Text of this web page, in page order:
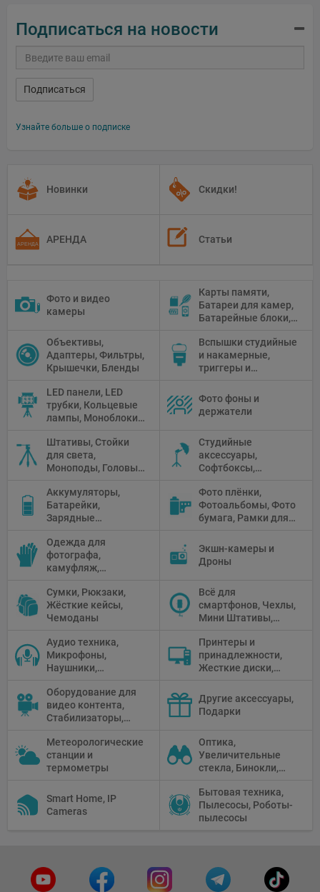
Подписаться на новости
Подписаться
Узнайте больше о подписке
Новинки Скидки!
АРЕНДА Статьи
Фото и видео
камеры
Карты памяти,
Батареи для камер,
Батарейные блоки,
Объективы,
Адаптеры, Фильтры,
Крышечки, Бленды
Вспышки студийные
и накамерные,
триггеры и
LED панели, LED
трубки, Кольцевые
лампы, Моноблоки,
Флуоресцентное и
галогенное
освещение
Фото фоны и
держатели
Штативы, Стойки
для света,
Моноподы, Головы
Студийные
аксессуары,
Софтбоксы,
Рефлекторы,
Отражатели,
Предметные
Аккумуляторы,
Батарейки,
Зарядные
питания, Солнечные
панели
Фото плёнки,
Фотоальбомы, Фото
бумага, Рамки для
камеры
Одежда для
фотографа,
камуфляж,
Экшн-камеры и
Дроны
Сумки, Рюкзаки,
Жёсткие кейсы,
Чемоданы
Всё для
смартфонов, Чехлы,
Мини Штативы,
Аудио техника,
Микрофоны,
Наушники,
микшеры, Кабели и
адаптеры
Принтеры и
принадлежности,
Жесткие диски,
Проекторы,
Графические
Планшеты, Бумага
Оборудование для
видео контента,
Стабилизаторы,
Мониторы,
Профессиональное
видео
Другие аксессуары,
Подарки
Метеорологические
станции и
термометры
Оптика,
Увеличительные
стекла, Бинокли,
Телескопы,
Прицелы,
Микроскопы,
Smart Home, IP
Cameras
Бытовая техника,
Пылесосы, Роботы-
пылесосы